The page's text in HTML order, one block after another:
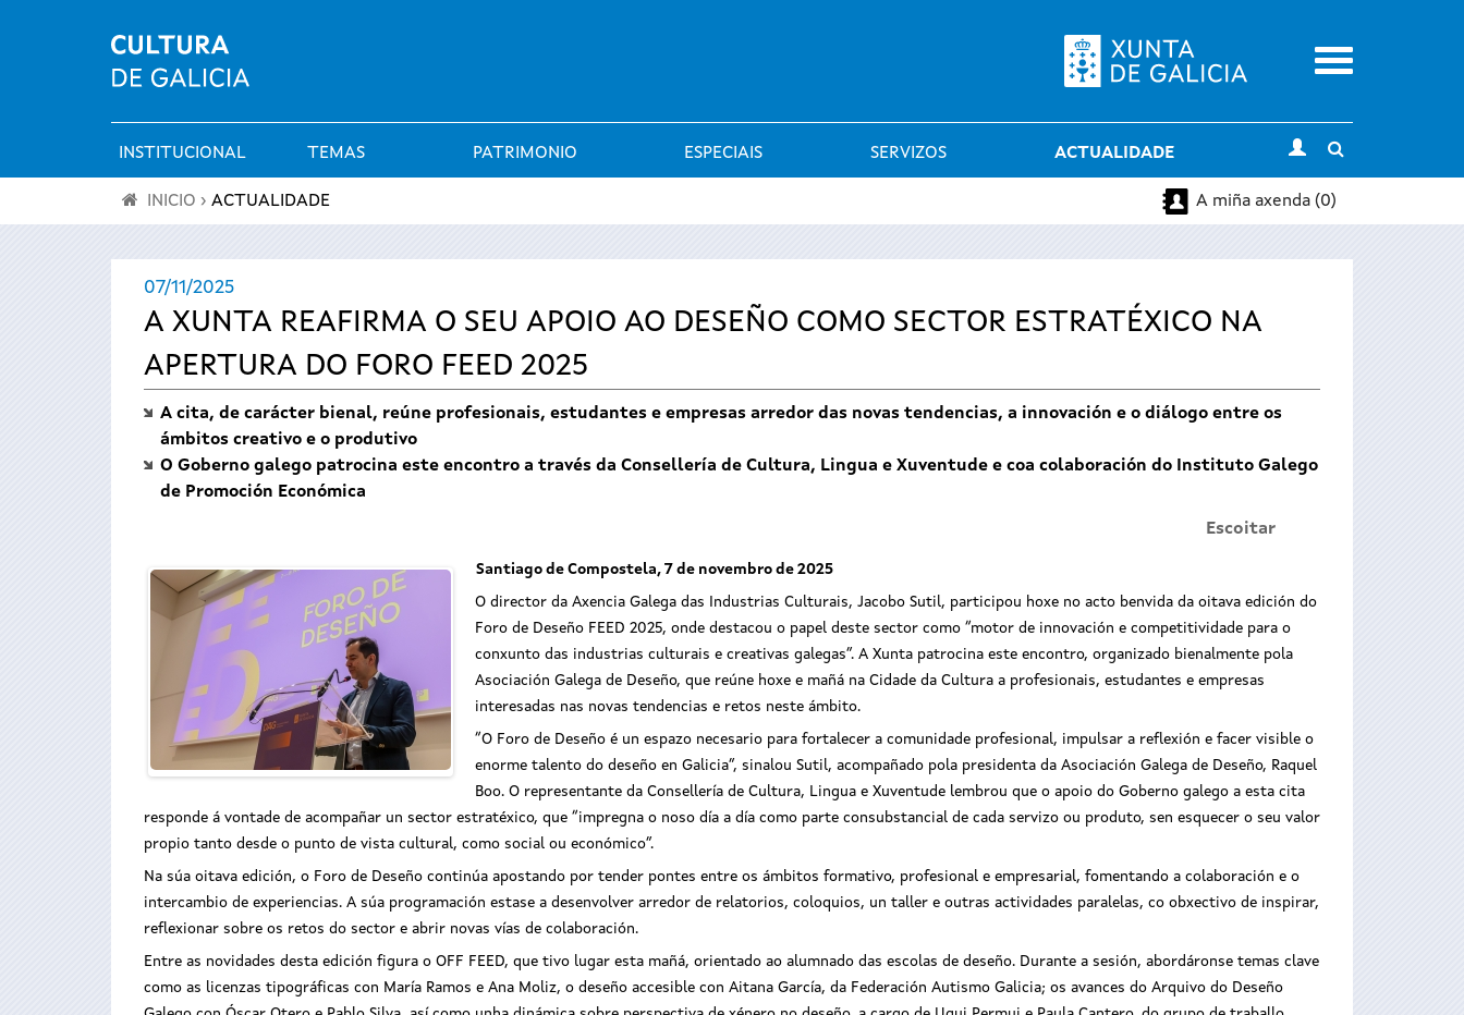
Menu
Menú
principal
INSTITUCIONAL TEMAS PATRIMONIO ESPECIAIS SERVIZOS ACTUALIDADE
search
está
INICIO › ACTUALIDADE A miña axenda (0)
07/11/2025
A XUNTA REAFIRMA O SEU APOIO AO DESEÑO COMO SECTOR ESTRATÉXICO NA
APERTURA DO FORO FEED 2025
A cita, de carácter bienal, reúne profesionais, estudantes e empresas arredor das novas tendencias, a innovación e o diálogo entre os
ámbitos creativo e o produtivo
O Goberno galego patrocina este encontro a través da Consellería de Cultura, Lingua e Xuventude e coa colaboración do Instituto Galego
de Promoción Económica
Escoitar
Santiago de Compostela, 7 de novembro de 2025
O director da Axencia Galega das Industrias Culturais, Jacobo Sutil, participou hoxe no acto benvida da oitava edición do
Foro de Deseño FEED 2025, onde destacou o papel deste sector como “motor de innovación e competitividade para o
conxunto das industrias culturais e creativas galegas”. A Xunta patrocina este encontro, organizado bienalmente pola
Asociación Galega de Deseño, que reúne hoxe e mañá na Cidade da Cultura a profesionais, estudantes e empresas
interesadas nas novas tendencias e retos neste ámbito.
“O Foro de Deseño é un espazo necesario para fortalecer a comunidade profesional, impulsar a reflexión e facer visible o
enorme talento do deseño en Galicia”, sinalou Sutil, acompañado pola presidenta da Asociación Galega de Deseño, Raquel
Boo. O representante da Consellería de Cultura, Lingua e Xuventude lembrou que o apoio do Goberno galego a esta cita
responde á vontade de acompañar un sector estratéxico, que “impregna o noso día a día como parte consubstancial de cada servizo ou produto, sen esquecer o seu valor
propio tanto desde o punto de vista cultural, como social ou económico”.
Na súa oitava edición, o Foro de Deseño continúa apostando por tender pontes entre os ámbitos formativo, profesional e empresarial, fomentando a colaboración e o
intercambio de experiencias. A súa programación estase a desenvolver arredor de relatorios, coloquios, un taller e outras actividades paralelas, co obxectivo de inspirar,
reflexionar sobre os retos do sector e abrir novas vías de colaboración.
Entre as novidades desta edición figura o OFF FEED, que tivo lugar esta mañá, orientado ao alumnado das escolas de deseño. Durante a sesión, abordáronse temas clave
como as licenzas tipográficas con María Ramos e Ana Moliz, o deseño accesible con Aitana García, da Federación Autismo Galicia; os avances do Arquivo do Deseño